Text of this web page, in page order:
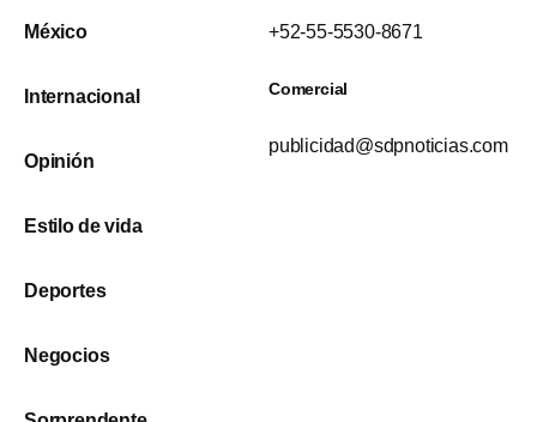
México
Internacional
Opinión
Estilo de vida
Deportes
Negocios
+52-55-5530-8671
Comercial
publicidad@sdpnoticias.com